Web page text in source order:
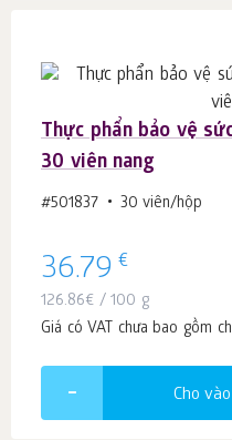
Thực phẩn bảo vệ
30 viên nang
#501837 30 viên/hộp
36.79 €
126.86€ / 100 g
Giá có VAT chưa bao gồm
Cho